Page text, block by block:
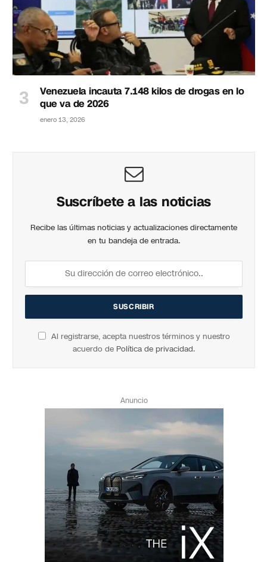
Venezuela incauta 7.148 kilos de drogas en lo
que va de 2026
enero 13, 2026
Suscríbete a las noticias
Recibe las últimas noticias y actualizaciones directamente
en tu bandeja de entrada.
Al registrarse, acepta nuestros términos y nuestro
acuerdo de Política de privacidad.
Anuncio